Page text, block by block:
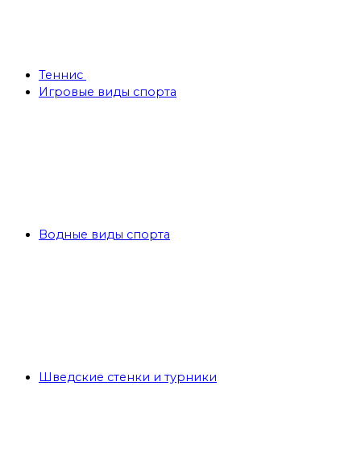
Теннис
Игровые виды спорта
Водные виды спорта
Шведские стенки и турники